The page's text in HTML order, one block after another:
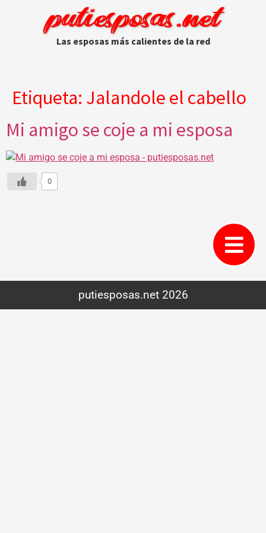
putiesposas.net
Las esposas más calientes de la red
Etiqueta: Jalandole el cabello
Mi amigo se coje a mi esposa
0
putiesposas.net 2026